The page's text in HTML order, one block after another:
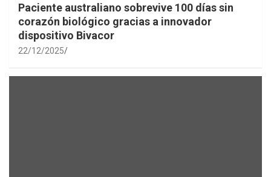
Paciente australiano sobrevive 100 días sin
corazón biológico gracias a innovador
dispositivo Bivacor
22/12/2025